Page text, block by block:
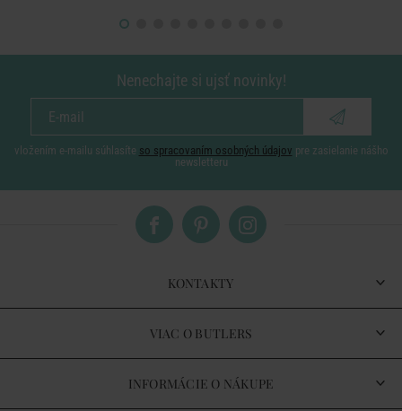
Nenechajte si ujsť novinky!
vložením e-mailu súhlasíte so spracovaním osobných údajov pre zasielanie nášho
newsletteru
KONTAKTY
VIAC O BUTLERS
INFORMÁCIE O NÁKUPE